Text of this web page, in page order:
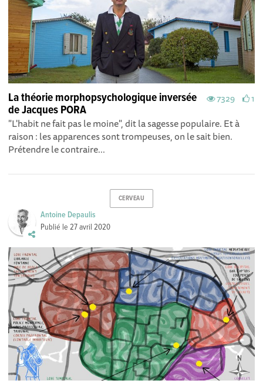
7329 1
La théorie morphopsychologique inversée
de Jacques PORA
"L'habit ne fait pas le moine", dit la sagesse populaire. Et à
raison : les apparences sont trompeuses, on le sait bien.
Prétendre le contraire...
CERVEAU
Antoine Depaulis
Publié le27 avril 2020